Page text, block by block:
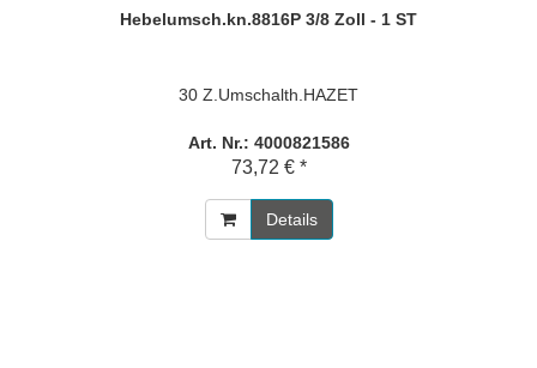
Hebelumsch.kn.8816P 3/8 Zoll - 1 ST
30 Z.Umschalth.HAZET
Art. Nr.: 4000821586
73,72 € *
Details